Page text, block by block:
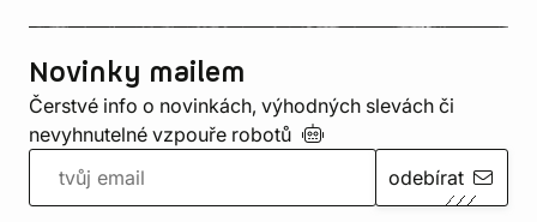
Novinky mailem
Čerstvé info o novinkách, výhodných slevách či
nevyhnutelné vzpouře robotů
odebírat